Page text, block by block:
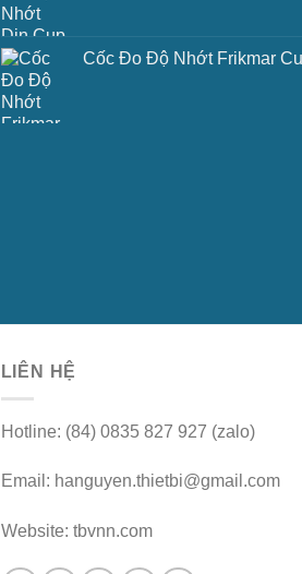
Cốc Đo Độ Nhớt Frikmar
LIÊN HỆ
Hotline: (84) 0835 827 927 (zalo)
Email: hanguyen.thietbi@gmail.com
Website: tbvnn.com